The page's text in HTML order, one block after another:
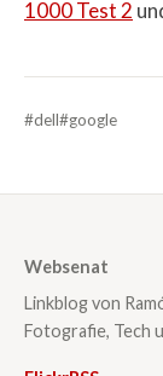
1000 Test 2
#dell#google
Websenat
Linkblog von
Fotografie, Tech